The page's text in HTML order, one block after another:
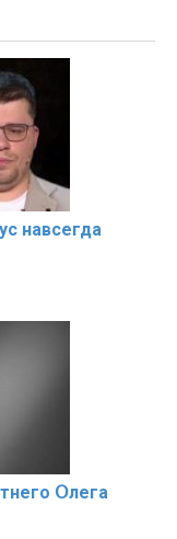
навсегда
Օлега